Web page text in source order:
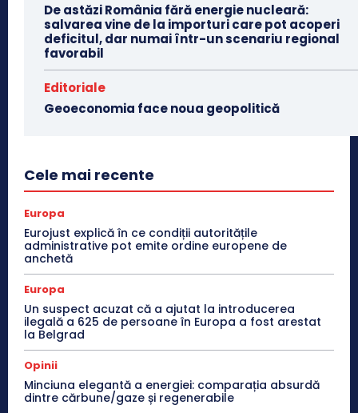
De astăzi România fără energie nucleară:
salvarea vine de la importuri care pot acoperi
deficitul, dar numai într-un scenariu regional
favorabil
Editoriale
Geoeconomia face noua geopolitică
Cele mai recente
Europa
Eurojust explică în ce condiții autoritățile
administrative pot emite ordine europene de
anchetă
Europa
Un suspect acuzat că a ajutat la introducerea
ilegală a 625 de persoane în Europa a fost arestat
la Belgrad
Opinii
Minciuna elegantă a energiei: comparația absurdă
dintre cărbune/gaze și regenerabile